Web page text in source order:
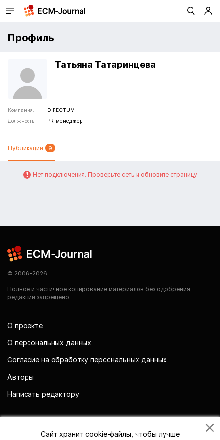
Профиль
Татьяна Татаринцева
Компания:
DIRECTUM
Должность:
PR-менеджер
Публикации 9
Нет подключения. Проверьте сеть и обновите страницу
© 2006-2026
Полное и частичное копирование материалов без одобрения
редакции запрещено.
О проекте
О персональных данных
Согласие на обработку персональных данных
Авторы
Написать редактору
Сайт хранит cookie-файлы, чтобы лучше